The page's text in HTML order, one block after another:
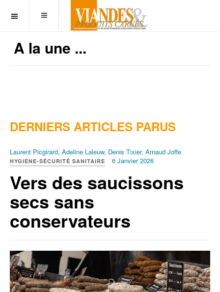
OFF CANVAS
A la une ...
DERNIERS ARTICLES PARUS
Laurent Picgirard, Adeline Laleuw, Denis Tixier, Arnaud Joffe
HYGIÈNE-SÉCURITÉ SANITAIRE 6 Janvier 2026
Vers des saucissons
secs sans
conservateurs